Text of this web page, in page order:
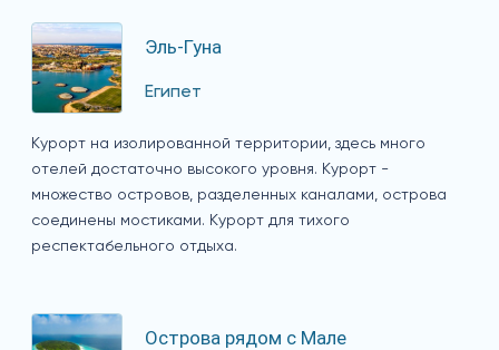
Эль-Гуна
Египет
Курорт на изолированной территории, здесь много
отелей достаточно высокого уровня. Курорт -
множество островов, разделенных каналами, острова
соединены мостиками. Курорт для тихого
респектабельного отдыха.
Острова рядом с Мале